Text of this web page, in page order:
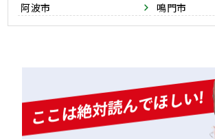
阿波市
鳴門市